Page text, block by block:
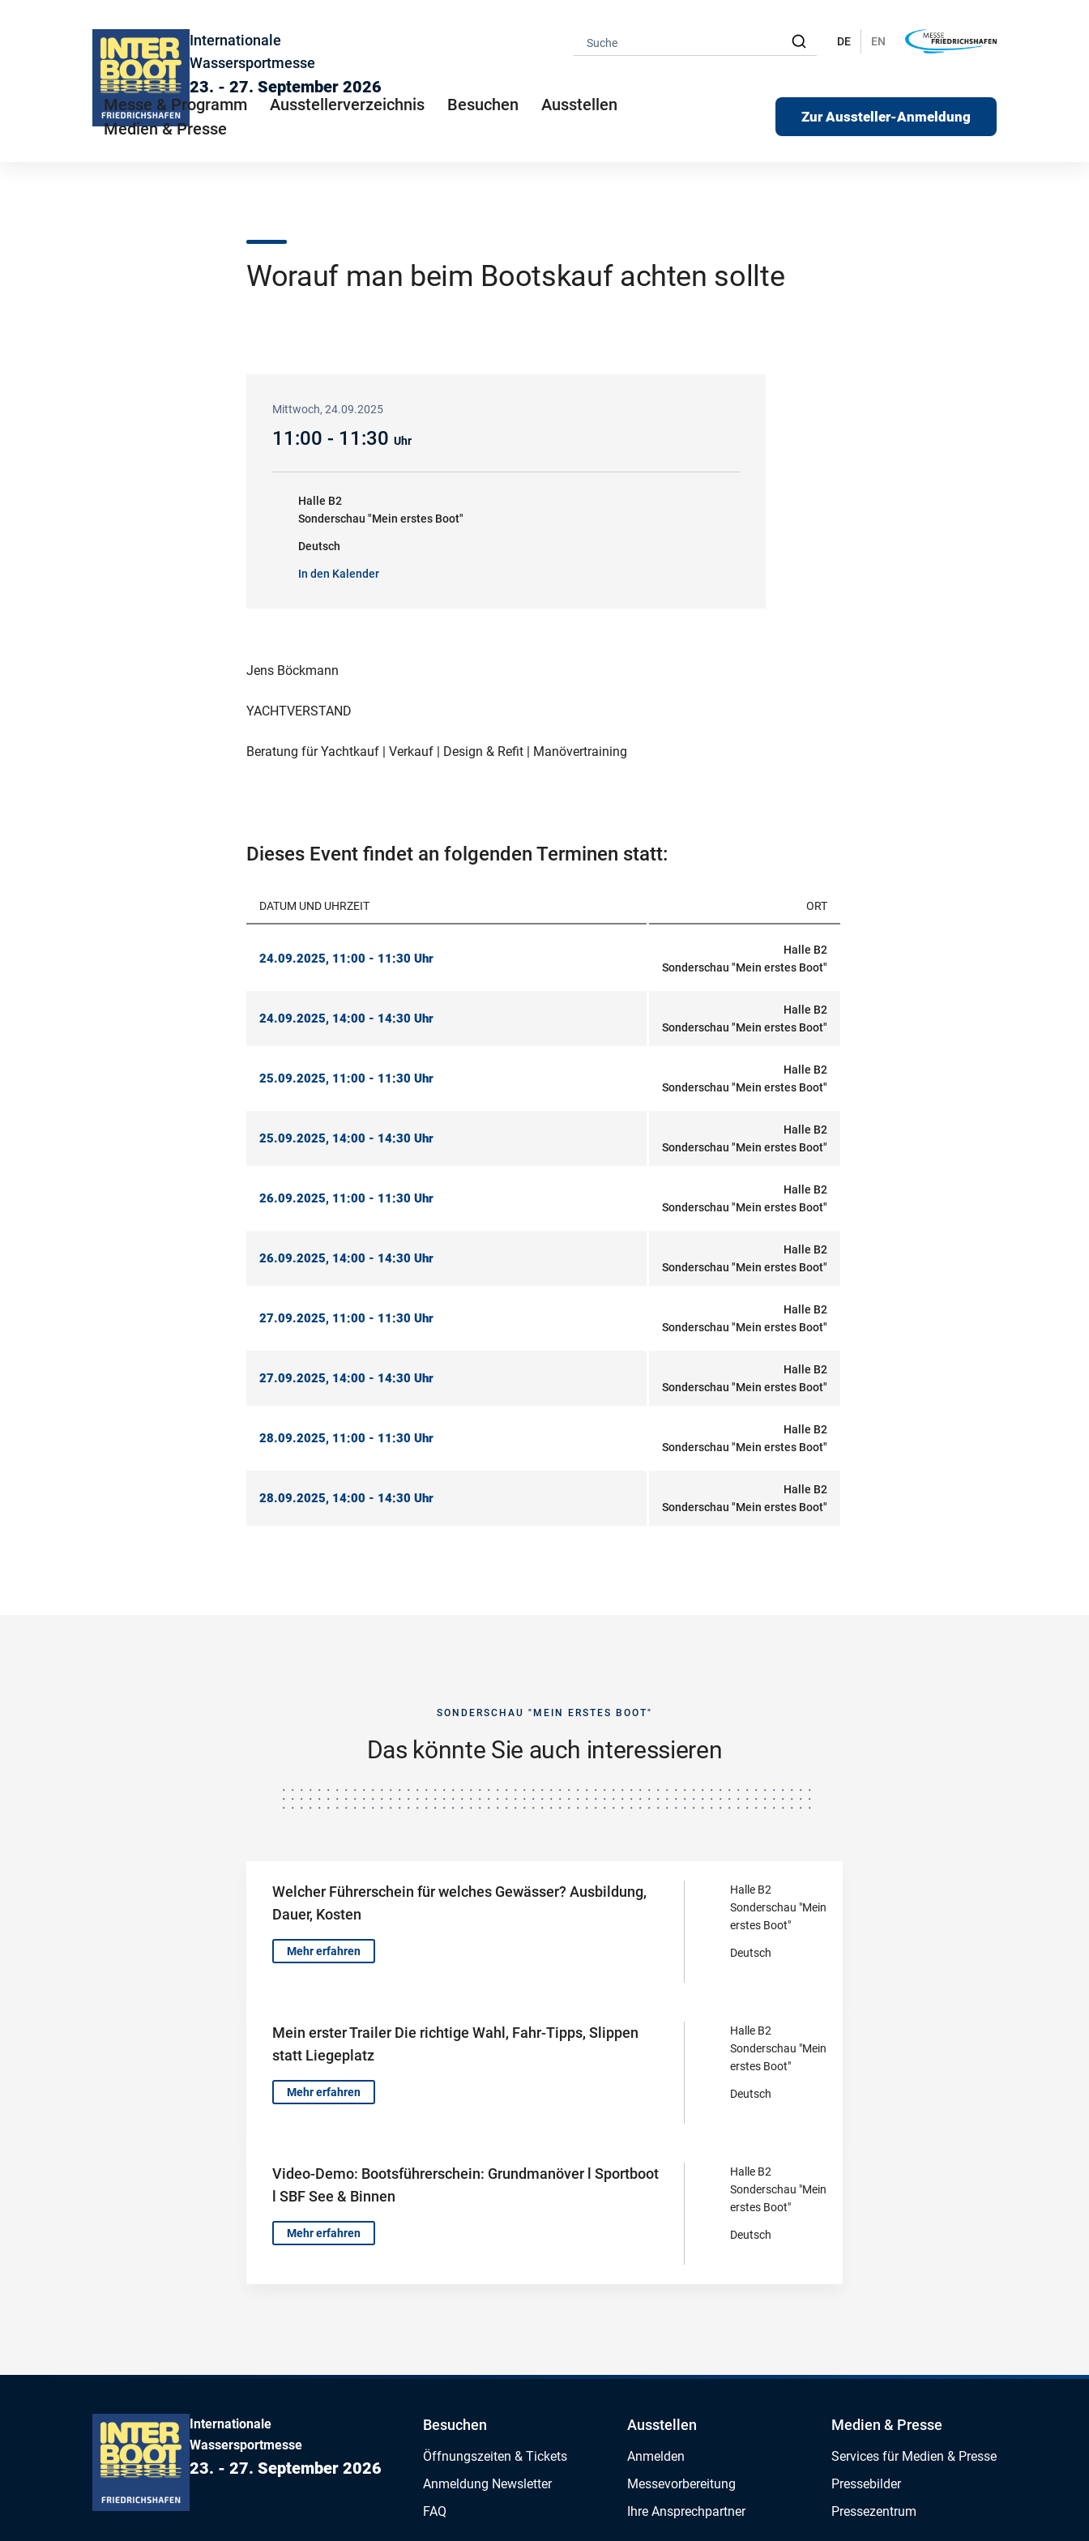
Internationale
Wassersportmesse
23. - 27. September 2026
DE EN
Messe & Programm Ausstellerverzeichnis Besuchen
Ausstellen
Medien & Presse
Zur Aussteller-Anmeldung
Worauf man beim Bootskauf achten sollte
Mittwoch, 24.09.2025
11:00 - 11:30 Uhr
Halle B2
Sonderschau "Mein erstes Boot"
Deutsch
In den Kalender
Jens Böckmann
YACHTVERSTAND
Beratung für Yachtkauf | Verkauf | Design & Refit | Manövertraining
Dieses Event findet an folgenden Terminen statt:
DATUM UND UHRZEIT ORT
24.09.2025, 11:00 - 11:30 Uhr
Halle B2
Sonderschau "Mein erstes Boot"
24.09.2025, 14:00 - 14:30 Uhr
Halle B2
Sonderschau "Mein erstes Boot"
25.09.2025, 11:00 - 11:30 Uhr
Halle B2
Sonderschau "Mein erstes Boot"
25.09.2025, 14:00 - 14:30 Uhr
Halle B2
Sonderschau "Mein erstes Boot"
26.09.2025, 11:00 - 11:30 Uhr
Halle B2
Sonderschau "Mein erstes Boot"
26.09.2025, 14:00 - 14:30 Uhr
Halle B2
Sonderschau "Mein erstes Boot"
27.09.2025, 11:00 - 11:30 Uhr
Halle B2
Sonderschau "Mein erstes Boot"
27.09.2025, 14:00 - 14:30 Uhr
Halle B2
Sonderschau "Mein erstes Boot"
28.09.2025, 11:00 - 11:30 Uhr
Halle B2
Sonderschau "Mein erstes Boot"
28.09.2025, 14:00 - 14:30 Uhr
Halle B2
Sonderschau "Mein erstes Boot"
SONDERSCHAU "MEIN ERSTES BOOT"
Das könnte Sie auch interessieren
Welcher Führerschein für welches Gewässer? Ausbildung,
Dauer, Kosten
Mehr erfahren
Halle B2
Sonderschau "Mein
erstes Boot"
Deutsch
Mein erster Trailer Die richtige Wahl, Fahr-Tipps, Slippen
statt Liegeplatz
Mehr erfahren
Halle B2
Sonderschau "Mein
erstes Boot"
Deutsch
Video-Demo: Bootsführerschein: Grundmanöver l Sportboot
l SBF See & Binnen
Mehr erfahren
Halle B2
Sonderschau "Mein
erstes Boot"
Deutsch
Internationale
Wassersportmesse
23. - 27. September 2026
Besuchen
Öffnungszeiten & Tickets
Anmeldung Newsletter
FAQ
Ausstellen
Anmelden
Messevorbereitung
Ihre Ansprechpartner
Medien & Presse
Services für Medien & Presse
Pressebilder
Pressezentrum